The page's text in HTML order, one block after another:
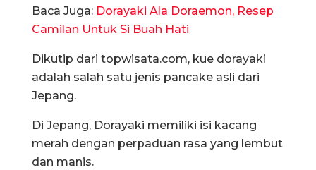
Baca Juga: Dorayaki Ala Doraemon, Resep
Camilan Untuk Si Buah Hati
Dikutip dari topwisata.com, kue dorayaki
adalah salah satu jenis pancake asli dari
Jepang.
Di Jepang, Dorayaki memiliki isi kacang
merah dengan perpaduan rasa yang lembut
dan manis.